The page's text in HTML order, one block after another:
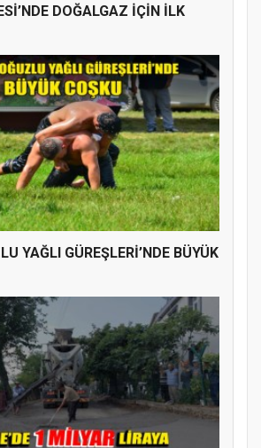
DOĞALGAZ İÇİN İLK
YAĞLI GÜREŞLERİ’NDE BÜYÜK